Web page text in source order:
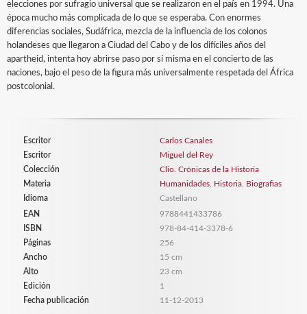
elecciones por sufragio universal que se realizaron en el país en 1994. Una
época mucho más complicada de lo que se esperaba. Con enormes
diferencias sociales, Sudáfrica, mezcla de la influencia de los colonos
holandeses que llegaron a Ciudad del Cabo y de los difíciles años del
apartheid, intenta hoy abrirse paso por sí misma en el concierto de las
naciones, bajo el peso de la figura más universalmente respetada del África
postcolonial.
Escritor
Carlos Canales
Escritor
Miguel del Rey
Colección
Clio. Crónicas de la Historia
Materia
Humanidades, Historia, Biografias
Idioma
Castellano
EAN
9788441433786
ISBN
978-84-414-3378-6
Páginas
256
Ancho
15 cm
Alto
23 cm
Edición
1
Fecha publicación
11-12-2013